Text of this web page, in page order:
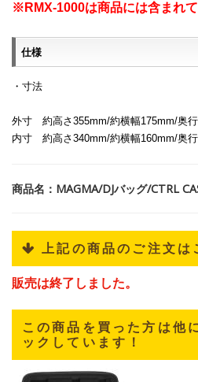
※RMX-1000は商品には含まれて
仕様
・寸法
外寸 約高さ355mm/約横幅175mm/奥
内寸 約高さ340mm/約横幅160mm/奥
商品名：MAGMA/DJバッグ/CTRL
 上記の商品のご注文は
販売は終了しました。
この商品を買った方は他
ックしています！